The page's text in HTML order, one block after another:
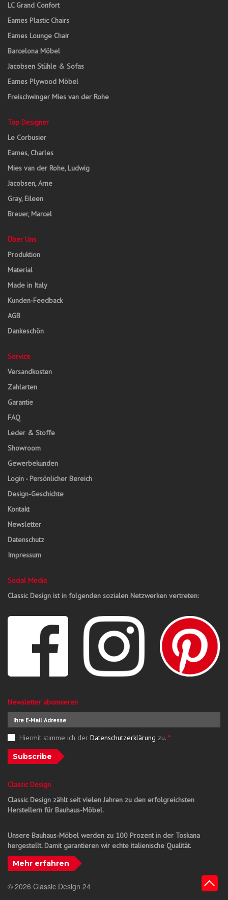
LC Grand Confort
Eames Plastic Chairs
Eames Lounge Chair
Barcelona Möbel
Jacobsen Stühle & Sofas
Eames Plywood Möbel
Freischwinger Mies van der Rohe
Top Designer
Le Corbusier
Eames, Charles
Mies van der Rohe, Ludwig
Jacobsen, Arne
Gray, Eileen
Breuer, Marcel
Über Uns
Produktion
Material
Made in Italy
Kunden-Feedback
AGB
Dankeschön
Service
Versandkosten
Zahlarten
Garantie
FAQ
Leder & Stoffe
Showroom
Gewerbekunden
Login - Persönlicher Bereich
Design-Geschichte
Kontakt
Newsletter
Datenschutz
Impressum
Social Media
Classic Design ist in folgenden sozialen Netzwerken vertreten:
Newsletter abonnieren
Hiermit stimme ich der Datenschutzerklärung zu. *
Subscribe
Classic Design
Classic Design zählt seit vielen Jahren zu den erfolgreichsten
Herstellern für Bauhaus-Möbel.
Unsere Bauhaus-Möbel werden zu 100 Prozent in der Toskana
hergestellt. Damit garantieren wir echte italienische Qualität.
Mehr erfahren
© 2026 Classic Design 24